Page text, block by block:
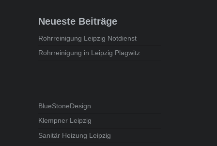
Neueste Beiträge
Rohrreinigung Leipzig Notdienst
Rohrreinigung in Leipzig Plagwitz
BlueStoneDesign
Klempner Leipzig
Sanitär Heizung Leipzig